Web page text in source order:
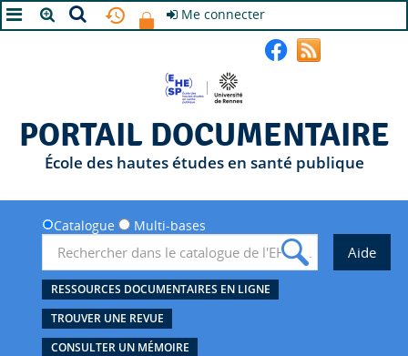
Me connecter
PORTAIL DOCUMENTAIRE
École des hautes études en santé publique
Catalogue Multi-bases
RESSOURCES DOCUMENTAIRES EN LIGNE
TROUVER UNE REVUE
CONSULTER UN MÉMOIRE